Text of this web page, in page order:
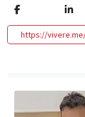
https://